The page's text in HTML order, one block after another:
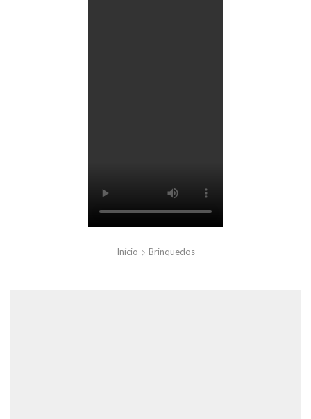
Início Brinquedos